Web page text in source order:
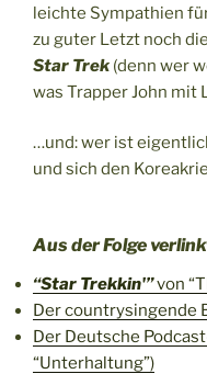
leichte Sympathien
zu guter Letzt noch
Star Trek (denn wer
was Trapper John mit
…und: wer ist
und sich den
Aus der Folge
“Star Trekkin'”von
Der countrysingende
Der Deutsche
“Unterhaltung”)